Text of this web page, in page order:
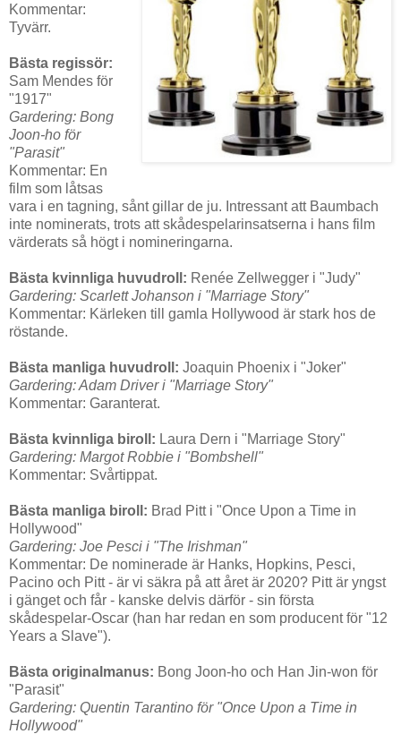
Kommentar:
Tyvärr.
Bästa regissör:
Sam Mendes för
"1917"
Gardering: Bong
Joon-ho för
"Parasit"
Kommentar: En
film som låtsas
vara i en tagning, sånt gillar de ju. Intressant att Baumbach
inte nominerats, trots att skådespelarinsatserna i hans film
värderats så högt i nomineringarna.
Bästa kvinnliga huvudroll: Renée Zellwegger i "Judy"
Gardering: Scarlett Johanson i "Marriage Story"
Kommentar: Kärleken till gamla Hollywood är stark hos de
röstande.
Bästa manliga huvudroll: Joaquin Phoenix i "Joker"
Gardering: Adam Driver i "Marriage Story"
Kommentar: Garanterat.
Bästa kvinnliga biroll: Laura Dern i "Marriage Story"
Gardering: Margot Robbie i "Bombshell"
Kommentar: Svårtippat.
Bästa manliga biroll: Brad Pitt i "Once Upon a Time in
Hollywood"
Gardering: Joe Pesci i "The Irishman"
Kommentar: De nominerade är Hanks, Hopkins, Pesci,
Pacino och Pitt - är vi säkra på att året är 2020? Pitt är yngst
i gänget och får - kanske delvis därför - sin första
skådespelar-Oscar (han har redan en som producent för "12
Years a Slave").
Bästa originalmanus: Bong Joon-ho och Han Jin-won för
"Parasit"
Gardering: Quentin Tarantino för "Once Upon a Time in
Hollywood"